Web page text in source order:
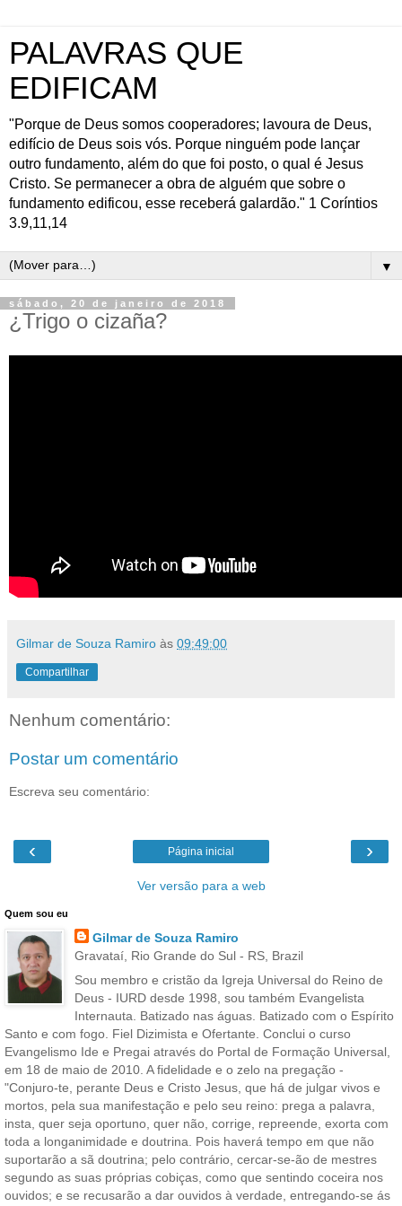
PALAVRAS QUE
EDIFICAM
"Porque de Deus somos cooperadores; lavoura de Deus,
edifício de Deus sois vós. Porque ninguém pode lançar
outro fundamento, além do que foi posto, o qual é Jesus
Cristo. Se permanecer a obra de alguém que sobre o
fundamento edificou, esse receberá galardão." 1 Coríntios
3.9,11,14
▼
sábado, 20 de janeiro de 2018
¿Trigo o cizaña?
Gilmar de Souza Ramiro às 09:49:00
Compartilhar
Nenhum comentário:
Postar um comentário
Escreva seu comentário:
‹ ›
Página inicial
Ver versão para a web
Quem sou eu
Gilmar de Souza Ramiro
Gravataí, Rio Grande do Sul - RS, Brazil
Sou membro e cristão da Igreja Universal do Reino de
Deus - IURD desde 1998, sou também Evangelista
Internauta. Batizado nas águas. Batizado com o Espírito
Santo e com fogo. Fiel Dizimista e Ofertante. Conclui o curso
Evangelismo Ide e Pregai através do Portal de Formação Universal,
em 18 de maio de 2010. A fidelidade e o zelo na pregação -
"Conjuro-te, perante Deus e Cristo Jesus, que há de julgar vivos e
mortos, pela sua manifestação e pelo seu reino: prega a palavra,
insta, quer seja oportuno, quer não, corrige, repreende, exorta com
toda a longanimidade e doutrina. Pois haverá tempo em que não
suportarão a sã doutrina; pelo contrário, cercar-se-ão de mestres
segundo as suas próprias cobiças, como que sentindo coceira nos
ouvidos; e se recusarão a dar ouvidos à verdade, entregando-se ás